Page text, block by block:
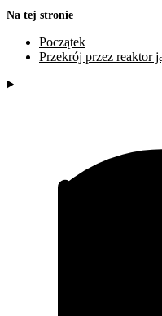
Na tej stronie
Początek
Przekrój przez reaktor